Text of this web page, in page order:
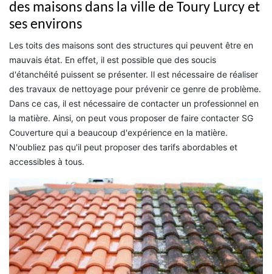
des maisons dans la ville de Toury Lurcy et
ses environs
Les toits des maisons sont des structures qui peuvent être en
mauvais état. En effet, il est possible que des soucis
d'étanchéité puissent se présenter. Il est nécessaire de réaliser
des travaux de nettoyage pour prévenir ce genre de problème.
Dans ce cas, il est nécessaire de contacter un professionnel en
la matière. Ainsi, on peut vous proposer de faire contacter SG
Couverture qui a beaucoup d'expérience en la matière.
N'oubliez pas qu'il peut proposer des tarifs abordables et
accessibles à tous.